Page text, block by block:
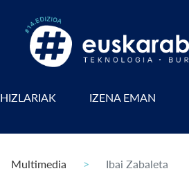
HIZLARIAK IZENA EMAN
Multimedia Ibai Zabaleta